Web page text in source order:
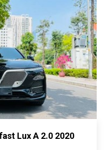
Lux A 2.0 2020